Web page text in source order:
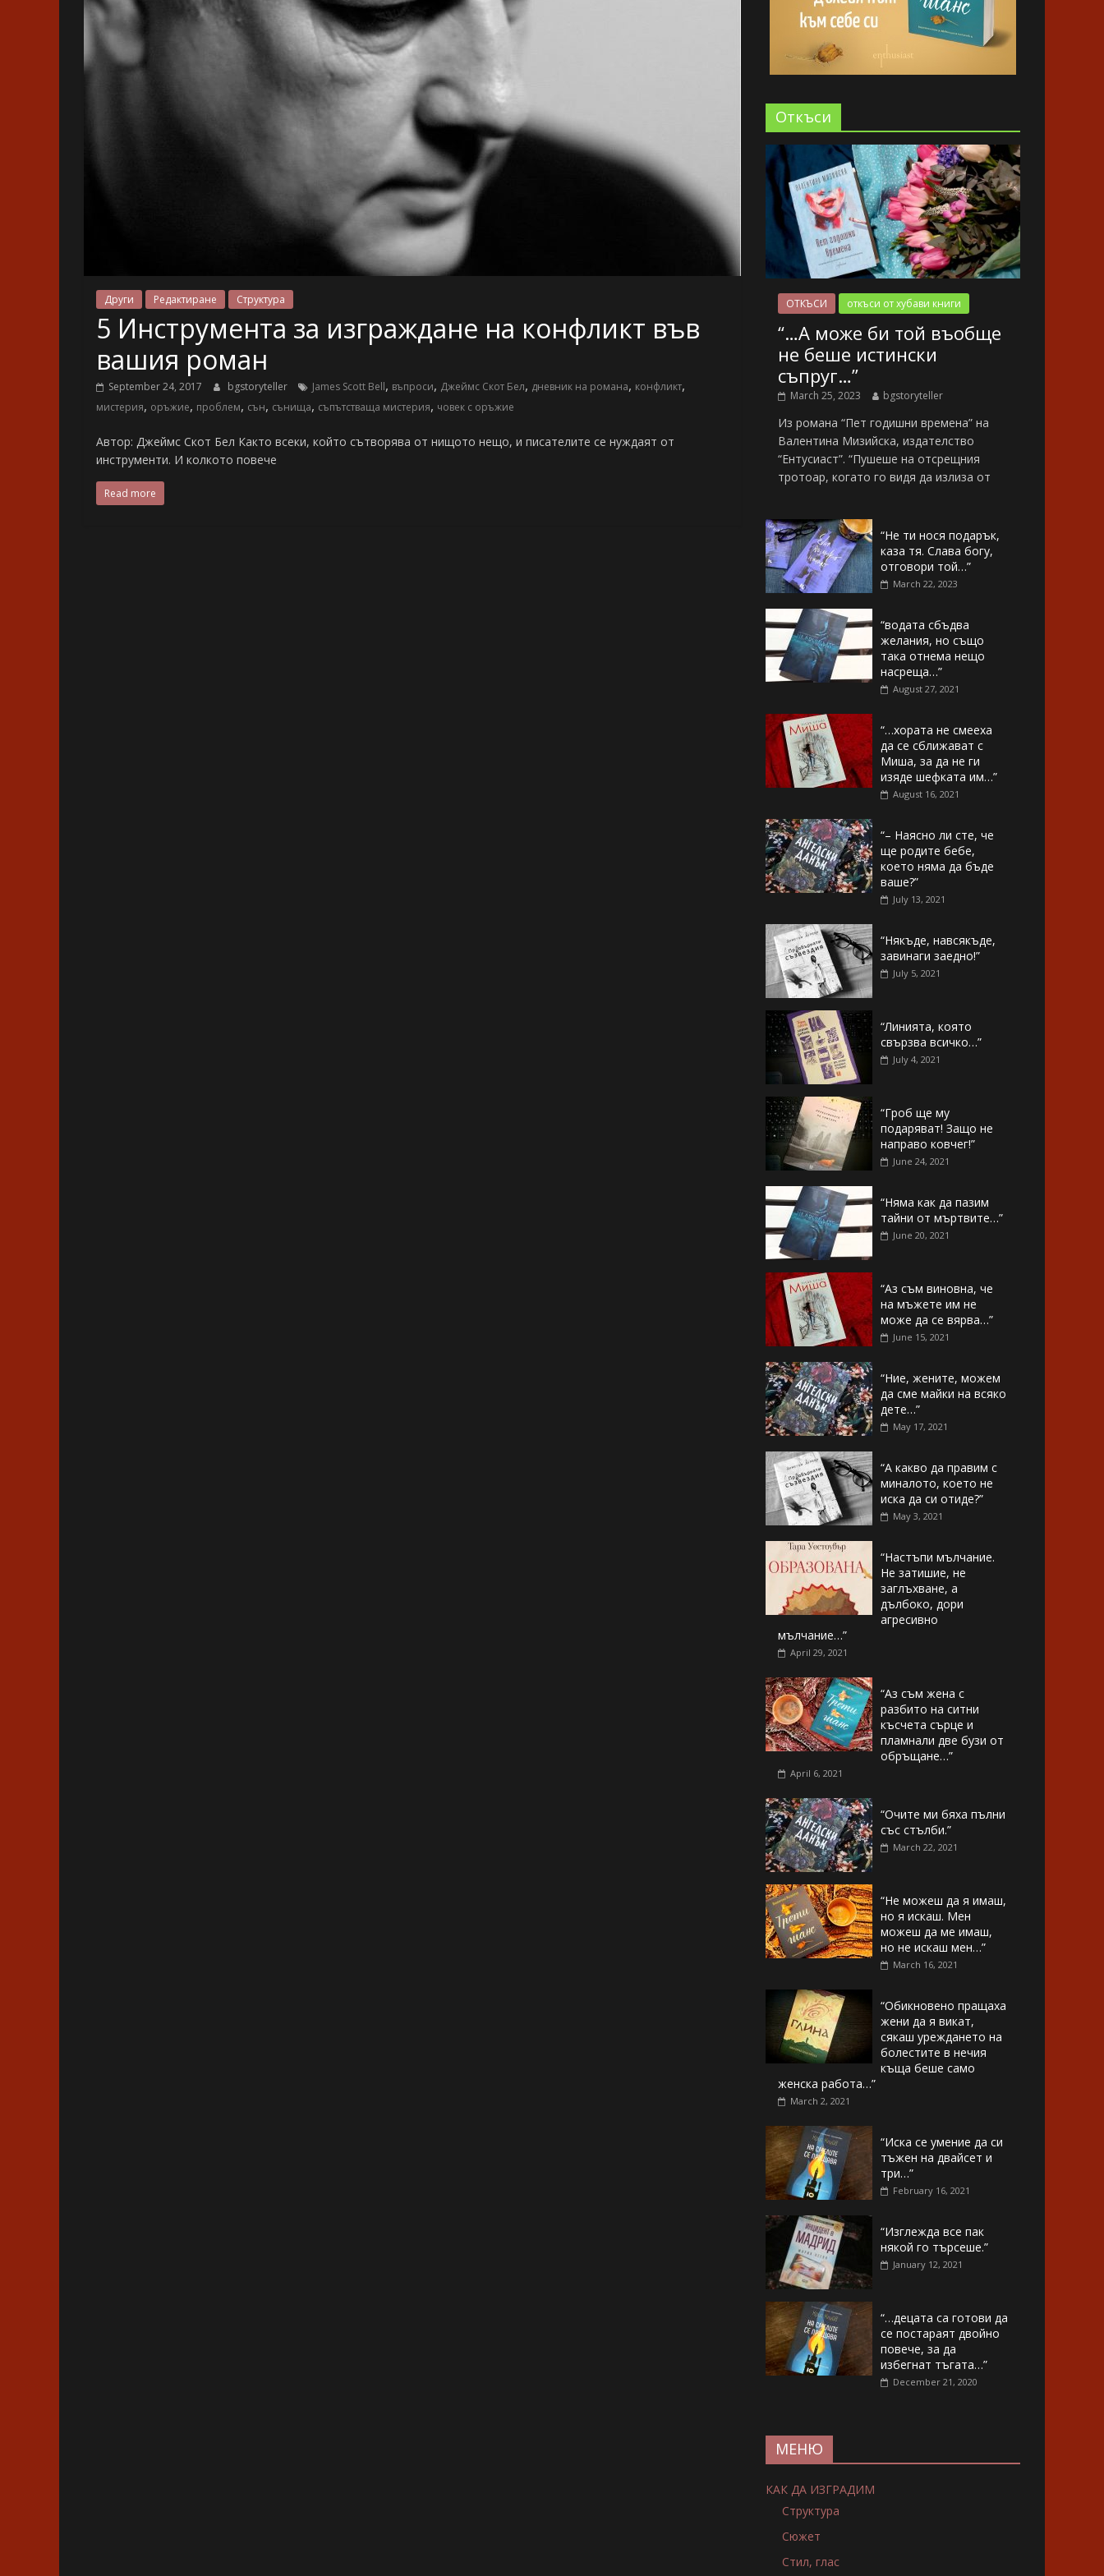
Други Редактиране Структура
5 Инструмента за изграждане на конфликт във
вашия роман
September 24, 2017 bgstoryteller James Scott Bell, въпроси, Джеймс Скот Бел, дневник на романа, конфликт,
мистерия, оръжие, проблем, сън, сънища, съпътстваща мистерия, човек с оръжие
Автор: Джеймс Скот Бел Както всеки, който сътворява от нищото нещо, и писателите се нуждаят от
инструменти. И колкото повече
Read more
Oткъси
ОТКЪСИ откъси от хубави книги
“…А може би той въобще
не беше истински
съпруг…”
March 25, 2023 bgstoryteller
Из романа “Пет годишни времена” на
Валентина Мизийска, издателство
“Ентусиаст”. “Пушеше на отсрещния
тротоар, когато го видя да излиза от
“Не ти нося подарък,
каза тя. Слава богу,
отговори той…”
March 22, 2023
“водата сбъдва
желания, но също
така отнема нещо
насреща…”
August 27, 2021
“…хората не смееха
да се сближават с
Миша, за да не ги
изяде шефката им…”
August 16, 2021
“– Наясно ли сте, че
ще родите бебе,
което няма да бъде
ваше?”
July 13, 2021
“Някъде, навсякъде,
завинаги заедно!”
July 5, 2021
“Линията, която
свързва всичко…”
July 4, 2021
“Гроб ще му
подаряват! Защо не
направо ковчег!”
June 24, 2021
“Няма как да пазим
тайни от мъртвите…”
June 20, 2021
“Аз съм виновна, че
на мъжете им не
може да се вярва…”
June 15, 2021
“Ние, жените, можем
да сме майки на всяко
дете…”
May 17, 2021
“А какво да правим с
миналото, което не
иска да си отиде?”
May 3, 2021
“Настъпи мълчание.
Не затишие, не
заглъхване, а
дълбоко, дори
агресивно
мълчание…”
April 29, 2021
“Аз съм жена с
разбито на ситни
късчета сърце и
пламнали две бузи от
обръщане…”
April 6, 2021
“Очите ми бяха пълни
със стълби.”
March 22, 2021
“Не можеш да я имаш,
но я искаш. Мен
можеш да ме имаш,
но не искаш мен…”
March 16, 2021
“Обикновено пращаха
жени да я викат,
сякаш уреждането на
болестите в нечия
къща беше само
женска работа…”
March 2, 2021
“Иска се умение да си
тъжен на двайсет и
три…”
February 16, 2021
“Изглежда все пак
някой го търсеше.”
January 12, 2021
“…децата са готови да
се постараят двойно
повече, за да
избегнат тъгата…”
December 21, 2020
МЕНЮ
КАК ДА ИЗГРАДИМ
Структура
Сюжет
Стил, глас